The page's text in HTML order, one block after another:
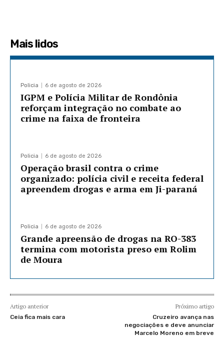
Mais lidos
Policia 6 de agosto de 2026
IGPM e Polícia Militar de Rondônia
reforçam integração no combate ao
crime na faixa de fronteira
Policia 6 de agosto de 2026
Operação brasil contra o crime
organizado: polícia civil e receita federal
apreendem drogas e arma em Ji-paraná
Policia 6 de agosto de 2026
Grande apreensão de drogas na RO-383
termina com motorista preso em Rolim
de Moura
Artigo anterior
Ceia fica mais cara
Próximo artigo
Cruzeiro avança nas
negociações e deve anunciar
Marcelo Moreno em breve